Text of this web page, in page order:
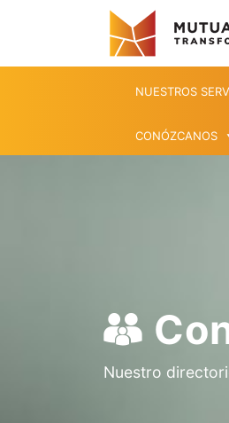
NUESTROS
CONÓZCANOS
Nuestro